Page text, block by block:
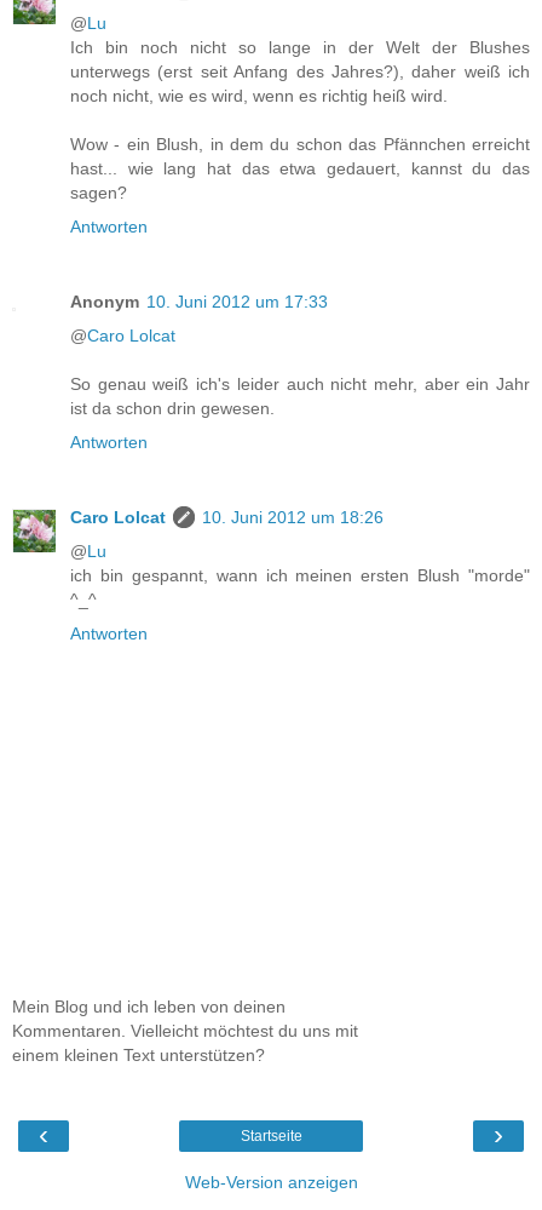
@Lu
Ich bin noch nicht so lange in der Welt der Blushes
unterwegs (erst seit Anfang des Jahres?), daher weiß ich
noch nicht, wie es wird, wenn es richtig heiß wird.
Wow - ein Blush, in dem du schon das Pfännchen erreicht
hast... wie lang hat das etwa gedauert, kannst du das
sagen?
Antworten
Anonym 10. Juni 2012 um 17:33
@Caro Lolcat
So genau weiß ich's leider auch nicht mehr, aber ein Jahr
ist da schon drin gewesen.
Antworten
Caro Lolcat
10. Juni 2012 um 18:26
@Lu
ich bin gespannt, wann ich meinen ersten Blush "morde"
^_^
Antworten
Mein Blog und ich leben von deinen
Kommentaren. Vielleicht möchtest du uns mit
einem kleinen Text unterstützen?
‹ ›
Startseite
Web-Version anzeigen